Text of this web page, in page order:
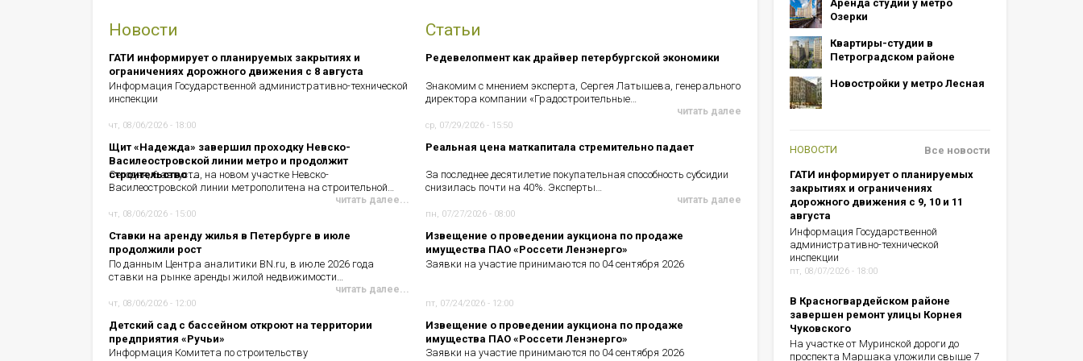
Новости
ГАТИ информирует о планируемых закрытиях и
ограничениях дорожного движения с 8 августа
Информация Государственной административно-технической
инспекции
чт, 08/06/2026 - 18:00
Щит «Надежда» завершил проходку Невско-
Василеостровской линии метро и продолжит
строительство ...
Сегодня, 6 августа, на новом участке Невско-
Василеостровской линии метрополитена на строительной…
читать далее...
чт, 08/06/2026 - 15:00
Ставки на аренду жилья в Петербурге в июле
продолжили рост
По данным Центра аналитики BN.ru, в июле 2026 года
ставки на рынке аренды жилой недвижимости…
читать далее...
чт, 08/06/2026 - 12:00
Детский сад с бассейном откроют на территории
предприятия «Ручьи»
Информация Комитета по строительству
Статьи
Редевелопмент как драйвер петербургской экономики
Знакомим с мнением эксперта, Сергея Латышева, генерального
директора компании «Градостроительные…
читать далее
ср, 07/29/2026 - 15:50
Реальная цена маткапитала стремительно падает
За последнее десятилетие покупательная способность субсидии
снизилась почти на 40%. Эксперты…
читать далее
пн, 07/27/2026 - 08:00
Извещение о проведении аукциона по продаже
имущества ПАО «Россети Ленэнерго»
Заявки на участие принимаются по 04 сентября 2026
пт, 07/24/2026 - 12:00
Извещение о проведении аукциона по продаже
имущества ПАО «Россети Ленэнерго»
Заявки на участие принимаются по 04 сентября 2026
Аренда студий у метро
Озерки
Квартиры-студии в
Петроградском районе
Новостройки у метро Лесная
НОВОСТИ
ГАТИ информирует о планируемых
закрытиях и ограничениях
дорожного движения с 9, 10 и 11
августа
Информация Государственной
административно-технической
инспекции
пт, 08/07/2026 - 18:00
В Красногвардейском районе
завершен ремонт улицы Корнея
Чуковского
На участке от Муринской дороги до
проспекта Маршака уложили свыше 7
Все новости